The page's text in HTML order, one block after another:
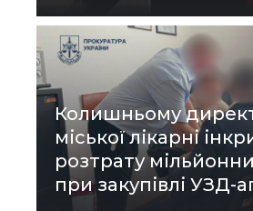
Колишньому
міської лікарні
розтрату
при закупівлі УЗД-